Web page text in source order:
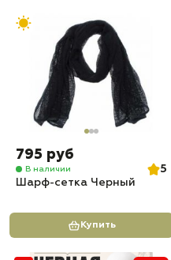
795 руб
В наличии
5
Шарф-сетка Черный
Купить